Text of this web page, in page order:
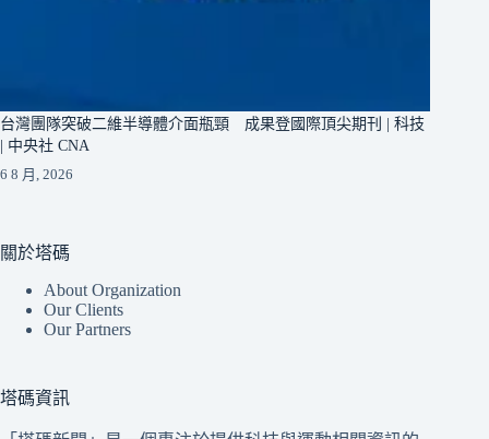
台灣團隊突破二維半導體介面瓶頸 成果登國際頂尖期刊 | 科技
| 中央社 CNA
6 8 月, 2026
關於塔碼
About Organization
Our Clients
Our Partners
塔碼資訊